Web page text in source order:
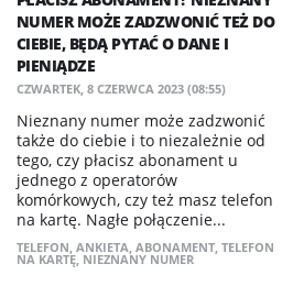
NUMER MOŻE ZADZWONIĆ TEŻ DO
CIEBIE, BĘDĄ PYTAĆ O DANE I
PIENIĄDZE
CZWARTEK, 8 CZERWCA 2023 (08:55)
Nieznany numer może zadzwonić
także do ciebie i to niezależnie od
tego, czy płacisz abonament u
jednego z operatorów
komórkowych, czy też masz telefon
na kartę. Nagłe połączenie...
TELEFON, ANKIETA, ABONAMENT, TELEFON
NA KARTĘ, NIEZNANY NUMER